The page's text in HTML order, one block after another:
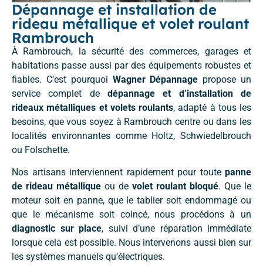
Dépannage et installation de
rideau métallique et volet roulant
Rambrouch
À Rambrouch, la sécurité des commerces, garages et
habitations passe aussi par des équipements robustes et
fiables. C’est pourquoi Wagner Dépannage propose un
service complet de dépannage et d’installation de
rideaux métalliques et volets roulants, adapté à tous les
besoins, que vous soyez à Rambrouch centre ou dans les
localités environnantes comme Holtz, Schwiedelbrouch
ou Folschette.
Nos artisans interviennent rapidement pour toute panne
de rideau métallique ou de volet roulant bloqué. Que le
moteur soit en panne, que le tablier soit endommagé ou
que le mécanisme soit coincé, nous procédons à un
diagnostic sur place, suivi d’une réparation immédiate
lorsque cela est possible. Nous intervenons aussi bien sur
les systèmes manuels qu’électriques.